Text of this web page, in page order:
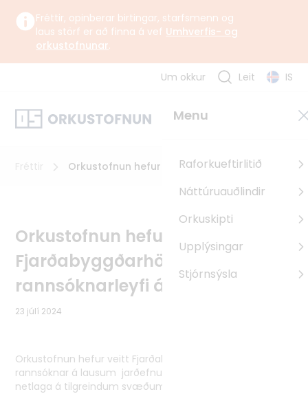
Fréttir, opinberar birtingar, starfsmenn og
laus störf er að finna á vef Umhverfis- og
orkustofnunar.
Orkustofnun starfar undir yfirstjórn Umhverfis-, orku- og
Sagan
Pólland
Rúmenía
Búlgaría
Alþjóðlegt samstarf
Um okkur Leit IS
Menu
Raforkueftirlitið
Náttúruauðlindir
Orkuskipti
Upplýsingar
Stjórnsýsla
Orkustofnun hefur veitt
Orkustofnun hefur veitt
Fjarðabyggðarhöfnum
rannsóknarleyfi á Reyðarfirði
23 júlí 2024
Orkustofnun hefur veitt Fjarðabyggðarhöfnum leyfi til
rannsóknar á lausum jarðefnum á hafsbotni utan
netlaga á tilgreindum svæðum Reyðarfirði.